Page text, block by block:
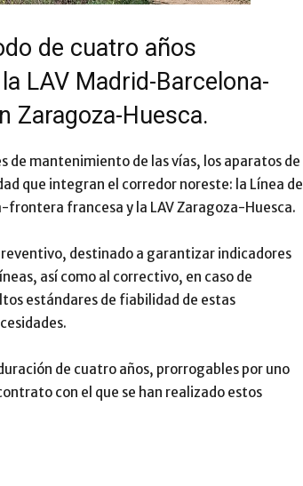
de cuatro años
LAV Madrid-Barcelona-
Zaragoza-Huesca.
de mantenimiento de las vías, los aparatos de
que integran el corredor noreste: la Línea de
francesa y la LAV Zaragoza-Huesca.
destinado a garantizar indicadores
así como al correctivo, en caso de
estándares de fiabilidad de estas
de cuatro años, prorrogables por uno
con el que se han realizado estos